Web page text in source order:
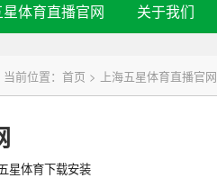
体育直播官网 关于我们
当前位置： 首页 > 上海五星体育直播官网
星体育下载安装